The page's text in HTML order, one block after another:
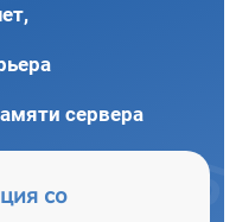
сервера
со